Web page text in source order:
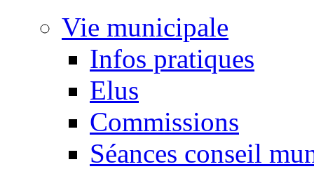
Vie municipale
Infos pratiques
Elus
Commissions
Séances conseil